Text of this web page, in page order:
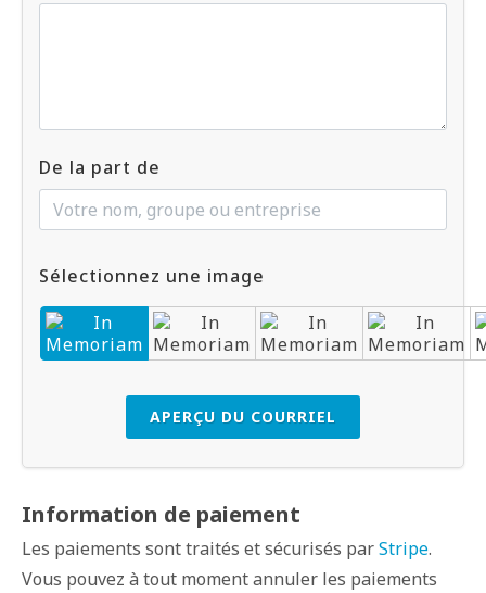
De la part de
Sélectionnez une image
APERÇU DU COURRIEL
Information de paiement
Les paiements sont traités et sécurisés parStripe.
Vous pouvez à tout moment annuler les paiements